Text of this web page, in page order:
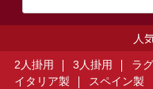
人
2人掛用 3人掛用 ラグ
イタリア製
スペイン製